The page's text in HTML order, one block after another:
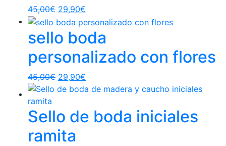
45,00€ 29,90€
sello boda
personalizado con flores
45,00€ 29,90€
Sello de boda iniciales
ramita